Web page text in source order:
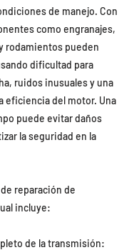
de manejo. Con
como engranajes,
rodamientos pueden
dificultad para
ruidos inusuales y una
eficiencia del motor. Una
puede evitar daños
la seguridad en la
reparación de
incluye:
de la transmisión: